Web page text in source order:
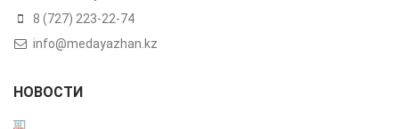
8 (727) 223-22-74
info@medayazhan.kz
НОВОСТИ